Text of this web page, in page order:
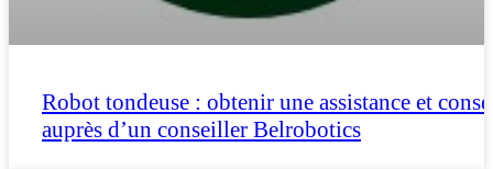
Robot tondeuse : obtenir une assistance et
auprès d’un conseiller Belrobotics